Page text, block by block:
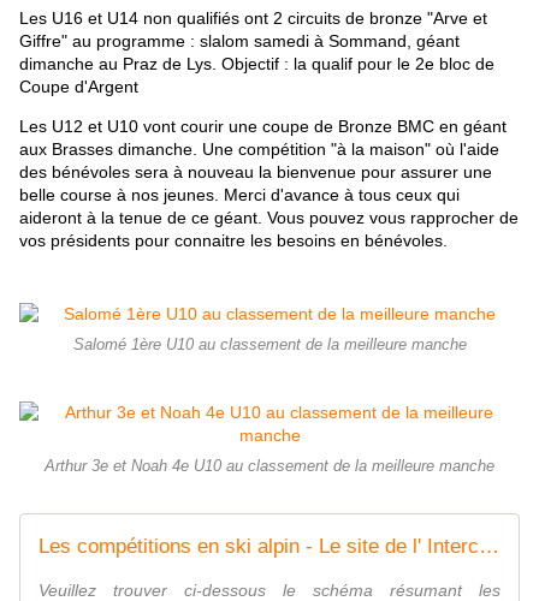
Les U16 et U14 non qualifiés ont 2 circuits de bronze "Arve et
Giffre" au programme : slalom samedi à Sommand, géant
dimanche au Praz de Lys. Objectif : la qualif pour le 2e bloc de
Coupe d'Argent
Les U12 et U10 vont courir une coupe de Bronze BMC en géant
aux Brasses dimanche. Une compétition "à la maison" où l'aide
des bénévoles sera à nouveau la bienvenue pour assurer une
belle course à nos jeunes. Merci d'avance à tous ceux qui
aideront à la tenue de ce géant. Vous pouvez vous rapprocher de
vos présidents pour connaitre les besoins en bénévoles.
Salomé 1ère U10 au classement de la meilleure manche
Arthur 3e et Noah 4e U10 au classement de la meilleure manche
Les compétitions en ski alpin - Le site de l' Interclub des Brasses
Veuillez trouver ci-dessous le schéma résumant les